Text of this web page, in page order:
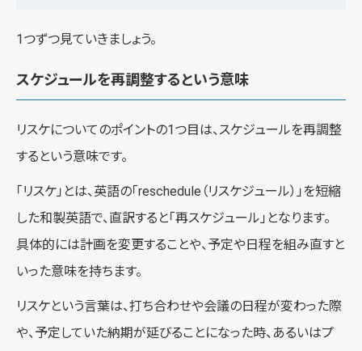
1つずつ見ていきましょう。
スケジュールを再調整するという意味
リスケについてのポイントの1つ目は、スケジュールを再調整
するという意味です。
「リスケ」とは、英語の「reschedule（リスケジュール）」を短縮
した和製英語で、直訳すると「再スケジュール」となります。
具体的には計画を変更することや、予定や日程を組み直すと
いった意味を持ちます。
リスケという言葉は、打ち合わせや会議の日程が変わった際
や、予定していた納期が延びることになった時、あるいはプ